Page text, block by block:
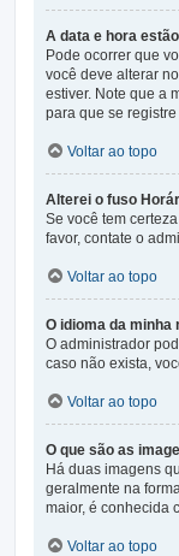
A data e hora
Pode ocorrer que
você deve alterar
estiver. Note que a
para que se
Voltar ao topo
Alterei o fuso
Se você tem
favor, contate o
Voltar ao topo
O idioma da minha
O administrador
caso não exista,
Voltar ao topo
O que são as
Há duas imagens
geralmente na
maior, é conhecida
Voltar ao topo